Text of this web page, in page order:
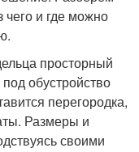
чего и где можно
просторный
обустройство
перегородка,
Размеры и
своими